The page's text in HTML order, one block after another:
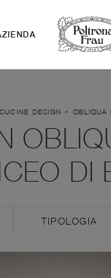
CUCINE DESIGN - OBLIQUA
DI
TIPOLOGIA